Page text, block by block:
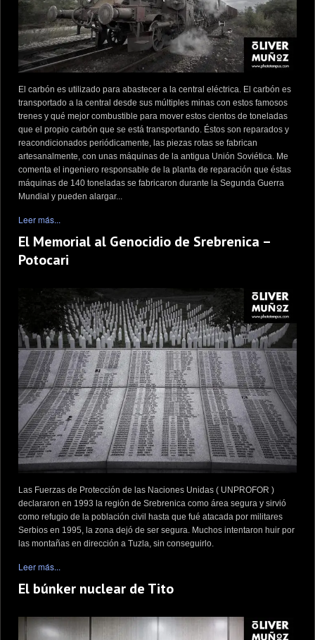
El carbón es utilizado para abastecer a la central eléctrica. El carbón es
transportado a la central desde sus múltiples minas con estos famosos
trenes y qué mejor combustible para mover estos cientos de toneladas
que el propio carbón que se está transportando. Éstos son reparados y
reacondicionados periódicamente, las piezas rotas se fabrican
artesanalmente, con unas máquinas de la antigua Unión Soviética. Me
comenta el ingeniero responsable de la planta de reparación que éstas
máquinas de 140 toneladas se fabricaron durante la Segunda Guerra
Mundial y pueden alargar...
Leer más...
El Memorial al Genocidio de Srebrenica –
Potocari
Las Fuerzas de Protección de las Naciones Unidas ( UNPROFOR )
declararon en 1993 la región de Srebrenica como área segura y sirvió
como refugio de la población civil hasta que fué atacada por militares
Serbios en 1995, la zona dejó de ser segura. Muchos intentaron huir por
las montañas en dirección a Tuzla, sin conseguirlo.
Leer más...
El búnker nuclear de Tito